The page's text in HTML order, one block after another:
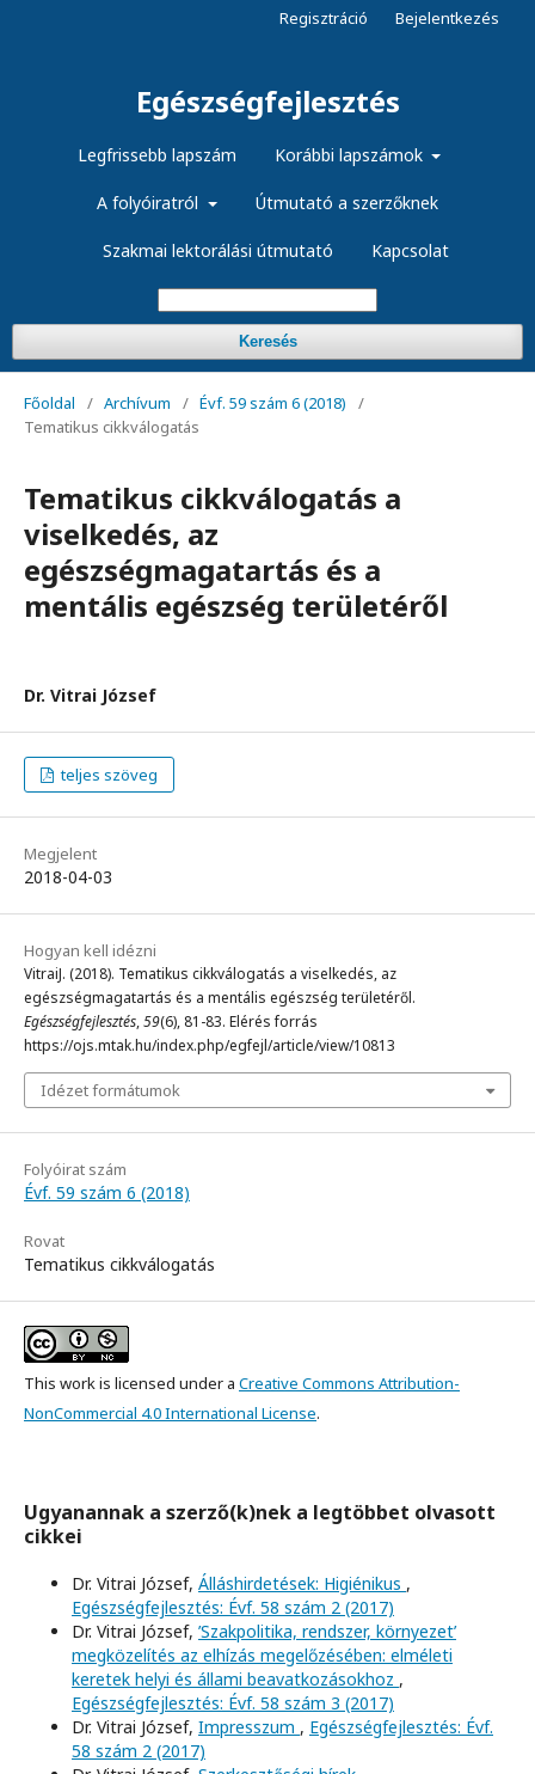
Egészségfejlesztés
Legfrissebb lapszám Korábbi lapszámok
A folyóiratról Útmutató a szerzőknek
Szakmai lektorálási útmutató Kapcsolat
Keresés
Regisztráció Bejelentkezés
Főoldal / Archívum / Évf. 59 szám 6 (2018)
/
Tematikus cikkválogatás
Tematikus cikkválogatás a
viselkedés, az
egészségmagatartás és a
mentális egészség területéről
Dr. Vitrai József
teljes szöveg
Megjelent
2018-04-03
Hogyan kell idézni
VitraiJ. (2018). Tematikus cikkválogatás a viselkedés, az
egészségmagatartás és a mentális egészség területéről.
Egészségfejlesztés,59(6), 81-83. Elérés forrás
https://ojs.mtak.hu/index.php/egfejl/article/view/10813
Idézet formátumok
Folyóirat szám
Évf. 59 szám 6 (2018)
Rovat
Tematikus cikkválogatás
This work is licensed under a Creative Commons Attribution-
NonCommercial 4.0 International License.
Ugyanannak a szerző(k)nek a legtöbbet olvasott
cikkei
Dr. Vitrai József, Álláshirdetések: Higiénikus ,
Egészségfejlesztés: Évf. 58 szám 2 (2017)
Dr. Vitrai József, ’Szakpolitika, rendszer, környezet’
megközelítés az elhízás megelőzésében: elméleti
keretek helyi és állami beavatkozásokhoz ,
Egészségfejlesztés: Évf. 58 szám 3 (2017)
Dr. Vitrai József, Impresszum , Egészségfejlesztés: Évf.
58 szám 2 (2017)